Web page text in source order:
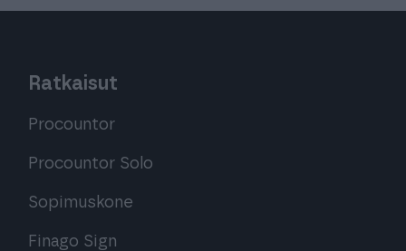
Ratkaisut
Procountor
Procountor Solo
Sopimuskone
Finago Sign